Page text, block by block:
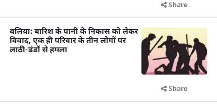
Share
बलिया: बारिश के पानी के निकास को लेकर
विवाद, एक ही परिवार के तीन लोगों पर
लाठी-डंडों से हमला
Share